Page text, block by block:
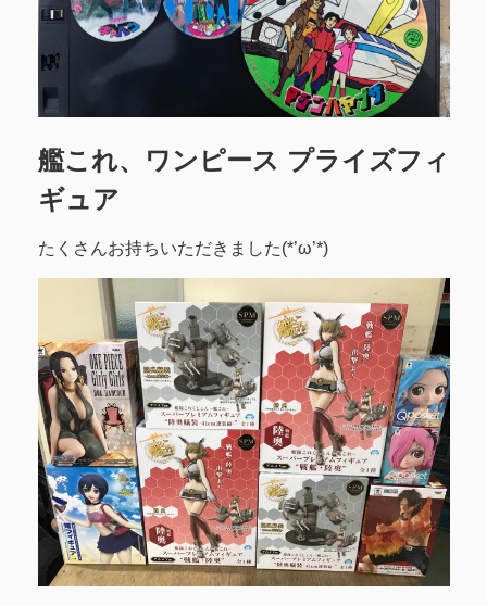
艦これ、ワンピース プライズフィ
ギュア
たくさんお持ちいただきました(*’ω’*)